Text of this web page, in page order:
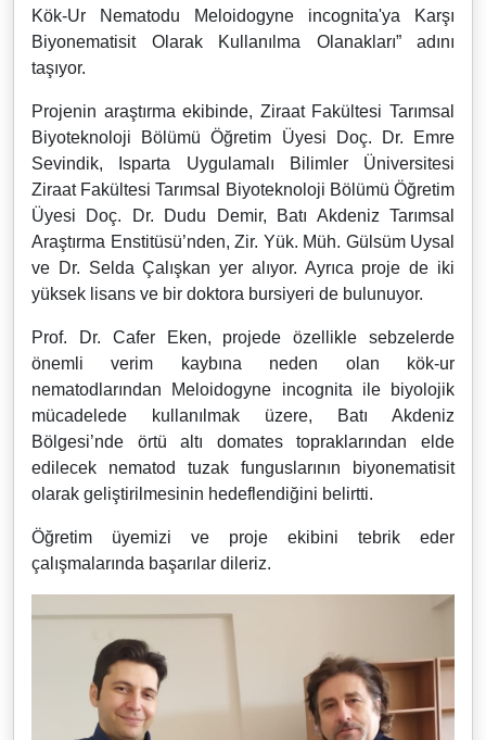
Kök-Ur Nematodu Meloidogyne incognita'ya Karşı
Biyonematisit Olarak Kullanılma Olanakları” adını
taşıyor.
Projenin araştırma ekibinde, Ziraat Fakültesi Tarımsal
Biyoteknoloji Bölümü Öğretim Üyesi Doç. Dr. Emre
Sevindik, Isparta Uygulamalı Bilimler Üniversitesi
Ziraat Fakültesi Tarımsal Biyoteknoloji Bölümü Öğretim
Üyesi Doç. Dr. Dudu Demir, Batı Akdeniz Tarımsal
Araştırma Enstitüsü’nden, Zir. Yük. Müh. Gülsüm Uysal
ve Dr. Selda Çalışkan yer alıyor. Ayrıca proje de iki
yüksek lisans ve bir doktora bursiyeri de bulunuyor.
Prof. Dr. Cafer Eken, projede özellikle sebzelerde
önemli verim kaybına neden olan kök-ur
nematodlarından Meloidogyne incognita ile biyolojik
mücadelede kullanılmak üzere, Batı Akdeniz
Bölgesi’nde örtü altı domates topraklarından elde
edilecek nematod tuzak funguslarının biyonematisit
olarak geliştirilmesinin hedeflendiğini belirtti.
Öğretim üyemizi ve proje ekibini tebrik eder
çalışmalarında başarılar dileriz.